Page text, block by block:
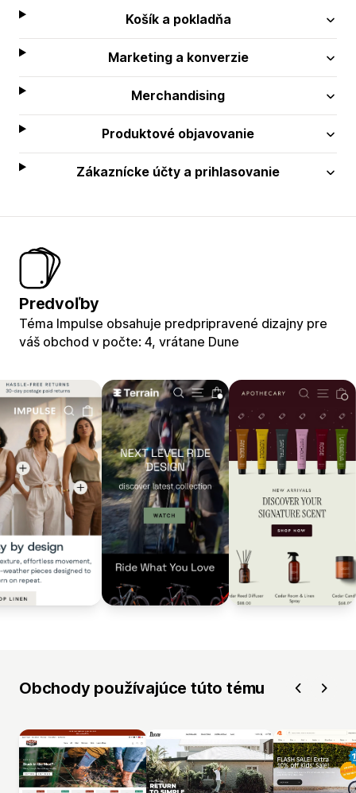
Košík a pokladňa
Marketing a konverzie
Merchandising
Produktové objavovanie
Zákaznícke účty a prihlasovanie
Predvoľby
Téma Impulse obsahuje predpripravené dizajny pre
váš obchod v počte: 4, vrátane Dune
Obchody používajúce túto tému